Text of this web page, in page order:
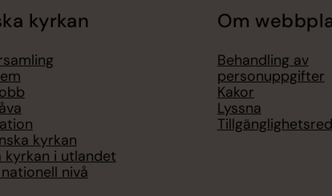
kyrkan
kyrkan
kyrkan i utlandet
nivå
Om
Behandling av
personuppgifter
Kakor
Lyssna